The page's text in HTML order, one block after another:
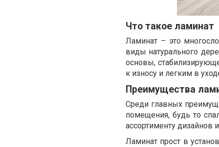
Что такое ламинат
Ламинат – это
виды натурального
основы,
к износу и легким в
Преимущества
Среди главных
помещения, будь то
ассортименту дизайнов
Ламинат прост в